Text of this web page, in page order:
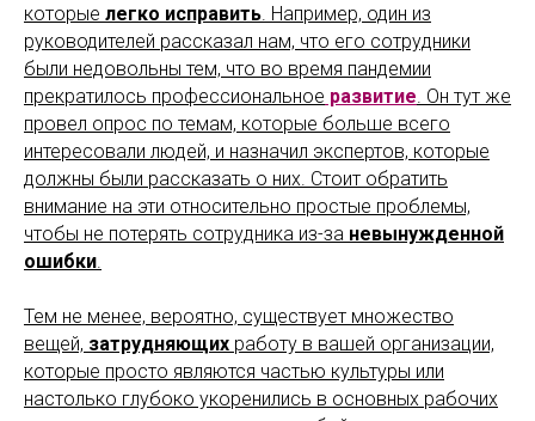
которые легко исправить . Например, один из
руководителей рассказал нам, что его сотрудники
были недовольны тем, что во время пандемии
прекратилось профессиональное развитие . Он тут же
провел опрос по темам, которые больше всего
интересовали людей, и назначил экспертов, которые
должны были рассказать о них. Стоит обратить
внимание на эти относительно простые проблемы,
чтобы не потерять сотрудника из-за невынужденной
ошибки
Тем не менее, вероятно, существует множество
вещей, затрудняющих работу в вашей организации,
которые просто являются частью культуры или
настолько глубоко укоренились в основных рабочих